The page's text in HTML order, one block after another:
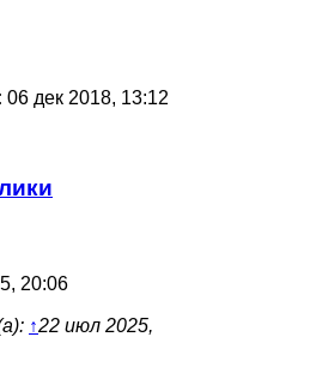
06 дек 2018, 13:12
20:06
↑22 июл 2025,